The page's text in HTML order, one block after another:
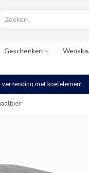
Geschenken
verzending met koelelement